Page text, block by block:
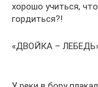
хорошо учиться,
гордиться?!
«ДВОЙКА –